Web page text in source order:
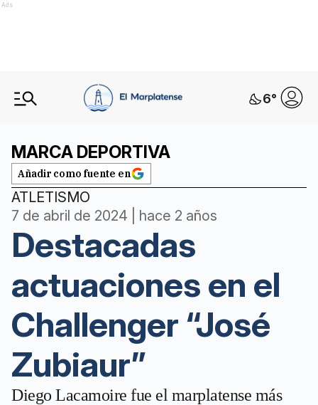
Ads
6°
MARCA DEPORTIVA
Añadir como fuente en
ATLETISMO
7 de abril de 2024 | hace 2 años
Destacadas
actuaciones en el
Challenger “José
Zubiaur”
Diego Lacamoire fue el marplatense más